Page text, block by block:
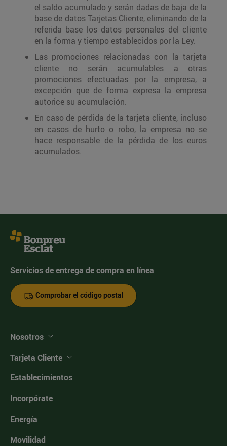
el saldo acumulado y serán dadas de baja de la
base de datos Tarjetas Cliente, eliminando de la
referida base los datos personales del cliente
en la forma y tiempo establecidos por la Ley.
Las promociones relacionadas con la tarjeta
cliente no serán acumulables a otras
promociones efectuadas por la empresa, a
excepción que de forma expresa la empresa
autorice su acumulación.
En caso de pérdida de la tarjeta cliente, incluso
en casos de hurto o robo, la empresa no se
hace responsable de la pérdida de los euros
acumulados.
Servicios de entrega de compra en línea
Comprobar el código postal
Nosotros
Tarjeta Cliente
Establecimientos
Incorpórate
Energía
Movilidad